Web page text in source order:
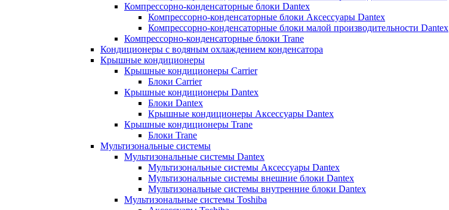
Компрессорно-конденсаторные блоки Dantex
Компрессорно-конденсаторные блоки Аксессуары Dantex
Компрессорно-конденсаторные блоки малой производительности Dantex
Компрессорно-конденсаторные блоки Trane
Кондиционеры с водяным охлаждением конденсатора
Крышные кондиционеры
Крышные кондиционеры Carrier
Блоки Carrier
Крышные кондиционеры Dantex
Блоки Dantex
Крышные кондиционеры Аксессуары Dantex
Крышные кондиционеры Trane
Блоки Trane
Мультизональные системы
Мультизональные системы Dantex
Мультизональные системы Аксессуары Dantex
Мультизональные системы внешние блоки Dantex
Мультизональные системы внутренние блоки Dantex
Мультизональные системы Toshiba